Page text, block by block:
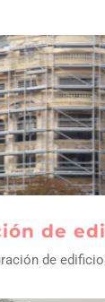
de
de